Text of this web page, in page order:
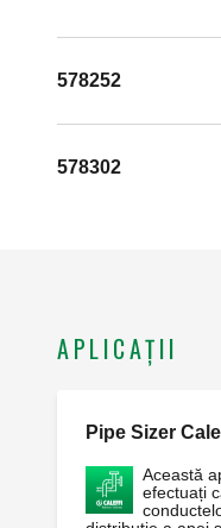
578252
578302
APLICAȚII
Pipe Sizer
Această
efectuați